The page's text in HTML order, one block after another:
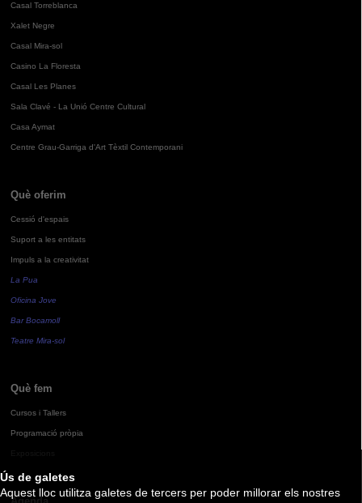
Ús de galetes
Aquest lloc utilitza galetes de tercers per poder millorar els nostres
Casal Torreblanca
Xalet Negre
Casal Mira-sol
Casino La Floresta
Casal Les Planes
Sala Clavé - La Unió Centre Cultural
Casa Aymat
Centre Grau-Garriga d'Art Tèxtil Contemporani
Què oferim
Cessió d'espais
Suport a les entitats
Impuls a la creativitat
La Pua
Oficina Jove
Bar Bocamoll
Teatre Mira-sol
Què fem
Cursos i Tallers
Programació pròpia